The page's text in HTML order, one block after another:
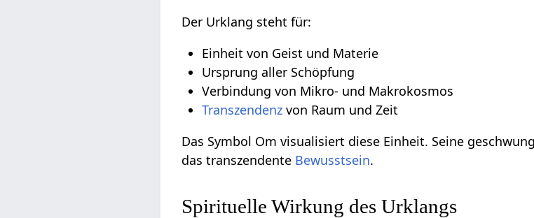
Der Urklang steht für:
Einheit von Geist und Materie
Ursprung aller Schöpfung
Verbindung von Mikro- und Makrokosmos
Transzendenz von Raum und Zeit
Das Symbol Om visualisiert diese Einheit. Seine
das transzendente Bewusstsein.
Spirituelle Wirkung des Urklangs